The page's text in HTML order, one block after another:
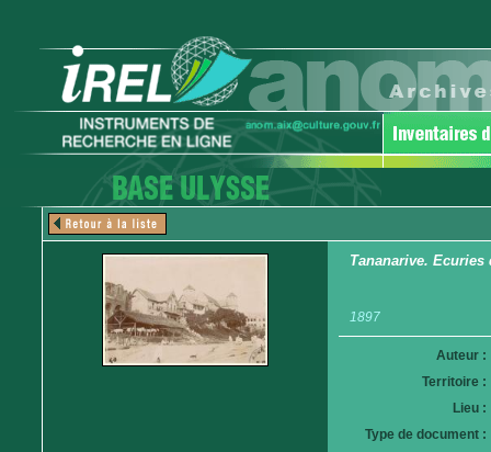
Tananarive. Ecuries
1897
Auteur :
Territoire :
Lieu :
Type de document :